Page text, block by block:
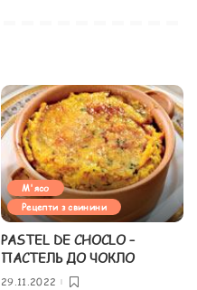
М'ясо
Рецепти з свинини
PASTEL DE CHOCLO –
ПАСТЕЛЬ ДО ЧОКЛО
29.11.2022